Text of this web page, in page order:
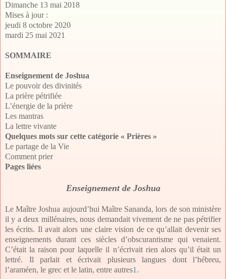
Dimanche 13 mai 2018
Mises à jour :
jeudi 8 octobre 2020
mardi 25 mai 2021
SOMMAIRE
Enseignement de Joshua
Le pouvoir des divinités
La prière pétrifiée
L’énergie de la prière
Les mantras
La lettre vivante
Quelques mots sur cette catégorie « Prières »
Le partage de la Vie
Comment prier
Pages liées
Enseignement de Joshua
Le Maître Joshua aujourd’hui Maître Sananda, lors de son ministère
il y a deux millénaires, nous demandait vivement de ne pas pétrifier
les écrits. Il avait alors une claire vision de ce qu’allait devenir ses
enseignements durant ces siècles d’obscurantisme qui venaient.
C’était la raison pour laquelle il n’écrivait rien alors qu’il était un
lettré. Il parlait et écrivait plusieurs langues dont l’hébreu,
l’araméen, le grec et le latin, entre autres1 .